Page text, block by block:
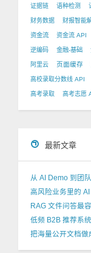
证据链 语种检测
财务数据 财报智能
资金流 资金流 API
逆编码 金融-基础
阿里云 页面缓存
高校录取分数线 API
高考录取 高考志愿
最新文章
从 AI Demo 到团
高风险业务里的
RAG 文件问答最
低频 B2B 推荐系
把海量公开文档做